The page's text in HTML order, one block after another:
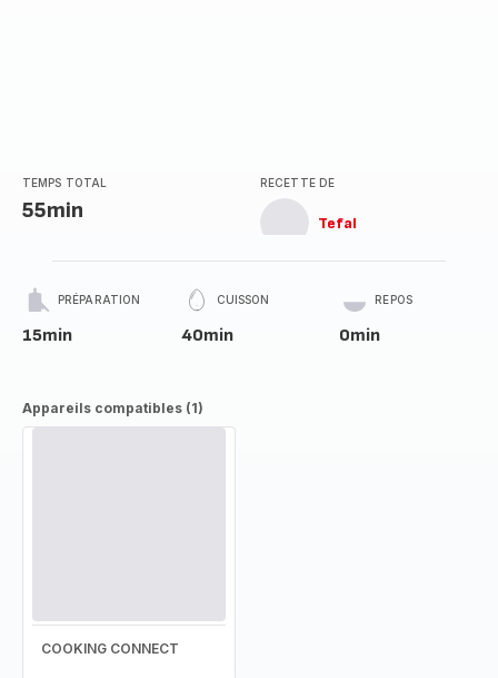
TEMPS TOTAL
55min
RECETTE DE
Tefal
PRÉPARATION
15min
CUISSON
40min
REPOS
0min
Appareils compatibles (1)
COOKING CONNECT